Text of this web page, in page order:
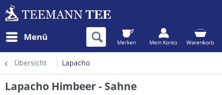
Menü
Übersicht Lapacho
Lapacho Himbeer - Sahne